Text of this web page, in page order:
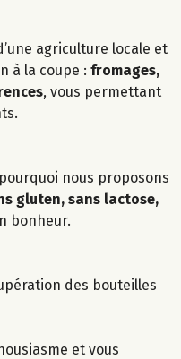
agriculture locale et
à la coupe : fromages,
, vous permettant
nous proposons
gluten, sans lactose,
bonheur.
des bouteilles
et vous